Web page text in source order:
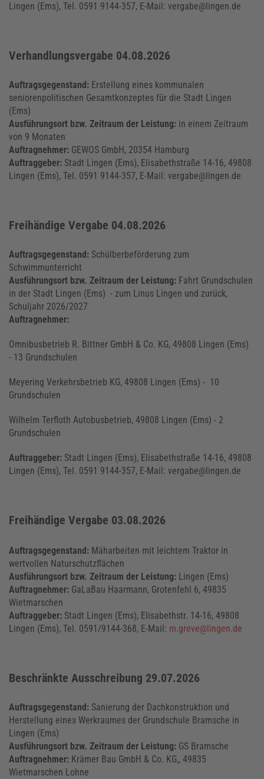
Lingen (Ems), Tel. 0591 9144-357, E-Mail: vergabe@lingen.de
Verhandlungsvergabe 04.08.2026
Auftragsgegenstand: Erstellung eines kommunalen
seniorenpolitischen Gesamtkonzeptes für die Stadt Lingen
(Ems)
Ausführungsort bzw. Zeitraum der Leistung: in einem Zeitraum
von 9 Monaten
Auftragnehmer: GEWOS GmbH, 20354 Hamburg
Auftraggeber: Stadt Lingen (Ems), Elisabethstraße 14-16, 49808
Lingen (Ems), Tel. 0591 9144-357, E-Mail: vergabe@lingen.de
Freihändige Vergabe 04.08.2026
Auftragsgegenstand: Schülberbeförderung zum
Schwimmunterricht
Ausführungsort bzw. Zeitraum der Leistung: Fahrt Grundschulen
in der Stadt Lingen (Ems) - zum Linus Lingen und zurück,
Schuljahr 2026/2027
Auftragnehmer:
Omnibusbetrieb R. Bittner GmbH & Co. KG, 49808 Lingen (Ems)
- 13 Grundschulen
Meyering Verkehrsbetrieb KG, 49808 Lingen (Ems) - 10
Grundschulen
Wilhelm Terfloth Autobusbetrieb, 49808 Lingen (Ems) - 2
Grundschulen
Auftraggeber: Stadt Lingen (Ems), Elisabethstraße 14-16, 49808
Lingen (Ems), Tel. 0591 9144-357, E-Mail: vergabe@lingen.de
Freihändige Vergabe 03.08.2026
Auftragsgegenstand: Mäharbeiten mit leichtem Traktor in
wertvollen Naturschutzflächen
Ausführungsort bzw. Zeitraum der Leistung: Lingen (Ems)
Auftragnehmer: GaLaBau Haarmann, Grotenfehl 6, 49835
Wietmarschen
Auftraggeber: Stadt Lingen (Ems), Elisabethstr. 14-16, 49808
Lingen (Ems), Tel. 0591/9144-368, E-Mail: m.greve@lingen.de
Beschränkte Ausschreibung 29.07.2026
Auftragsgegenstand: Sanierung der Dachkonstruktion und
Herstellung eines Werkraumes der Grundschule Bramsche in
Lingen (Ems)
Ausführungsort bzw. Zeitraum der Leistung: GS Bramsche
Auftragnehmer: Krämer Bau GmbH & Co. KG,, 49835
Wietmarschen Lohne